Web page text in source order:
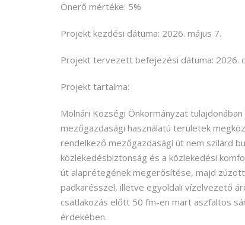
Önerő mértéke: 5%
Projekt kezdési dátuma: 2026. május 7.
Projekt tervezett befejezési dátuma: 2026.
Projekt tartalma:
Molnári Községi Önkormányzat
mezőgazdasági használatú területek
rendelkező mezőgazdasági út nem szilárd
közlekedésbiztonság és a közlekedési
út alaprétegének megerősítése, majd
padkarésszel, illetve egyoldali vízelvezető
csatlakozás előtt 50 fm-en mart aszfaltos
érdekében.